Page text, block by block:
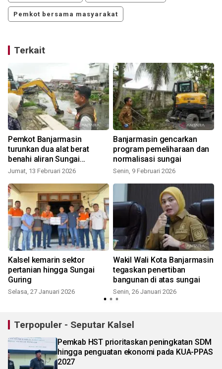
Pemkot bersama masyarakat
Terkait
Pemkot Banjarmasin
turunkan dua alat berat
benahi aliran Sungai
Pekapuran
Jumat, 13 Februari 2026
Banjarmasin gencarkan
program pemeliharaan dan
normalisasi sungai
Senin, 9 Februari 2026
Kalsel kemarin sektor
pertanian hingga Sungai
Guring
Selasa, 27 Januari 2026
Wakil Wali Kota Banjarmasin
tegaskan penertiban
bangunan di atas sungai
Senin, 26 Januari 2026
Terpopuler - Seputar Kalsel
Pemkab HST prioritaskan peningkatan SDM
hingga penguatan ekonomi pada KUA-PPAS
2027